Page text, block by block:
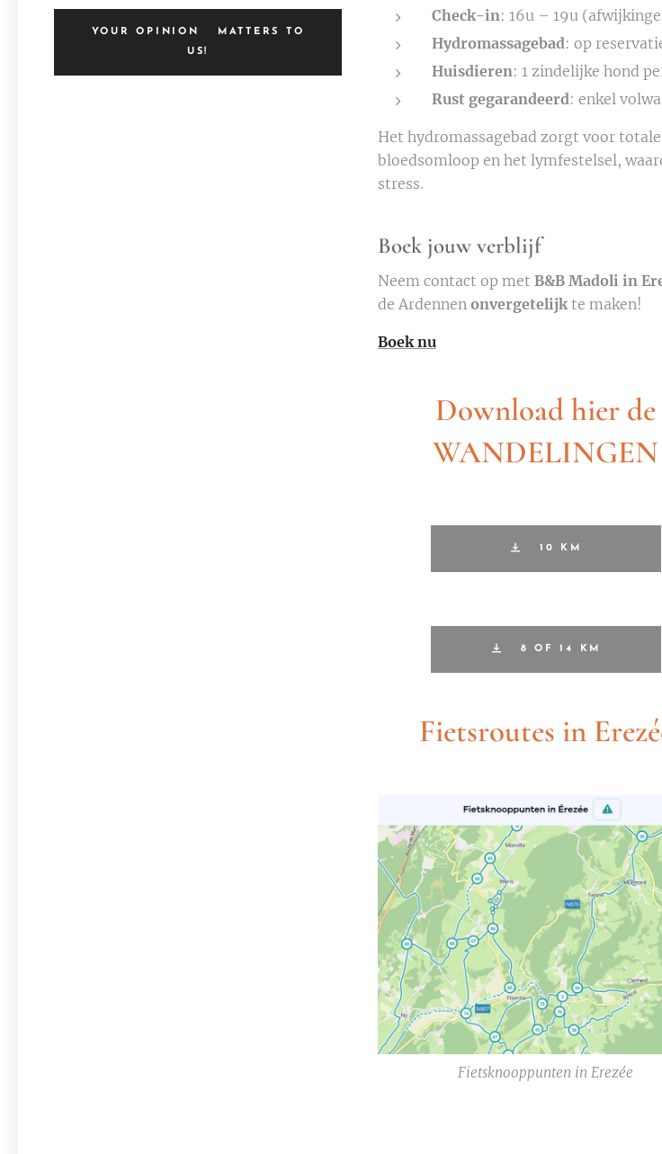
YOUR OPINION MATTERS TO
US!
Check-in: 16u – 19u
Hydromassagebad: op
Huisdieren: 1 zindelijke hond
Rust gegarandeerd: enkel
Het hydromassagebad zorgt voor
bloedsomloop en het lymfestelsel,
stress.
Boek jouw verblijf
Neem contact op met B&B Madoli in
de Ardennen onvergetelijkte maken!
Boek nu
Download hier de
WANDELINGEN
10 KM
8 OF 14 KM
Fietsroutes in
Fietsknooppunten in Erezée